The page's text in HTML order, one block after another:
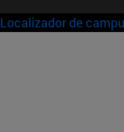
Localizador de